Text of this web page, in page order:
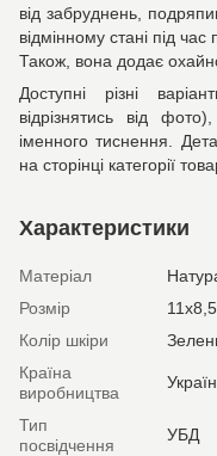
від забруднень,
відмінному стані під
Також, вона додає
Доступні різні
відрізнятись від
іменного тиснення.
на сторінці категорії
Характеристики
Матеріал
Розмір
Колір шкіри
Країна
виробництва
Тип
посвідчення
УБД